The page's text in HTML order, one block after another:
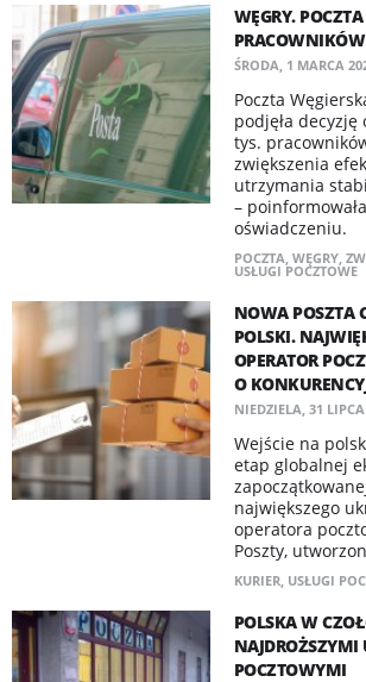
WĘGRY.
PRACOWNIKÓW
ŚRODA, 1 MARCA
Poczta
podjęła
tys.
zwiększenia
utrzymania
–
oświadczeniu.
POCZTA, WĘGRY,
USŁUGI POCZTOWE
NOWA POSZTA
POLSKI.
OPERATOR
O
NIEDZIELA, 31
Wejście na
etap globalnej
największego
operatora
Poszty,
KURIER, USŁUGI
POLSKA W
POCZTOWYMI